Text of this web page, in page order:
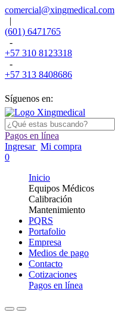
comercial@xingmedical.com
|
(601) 6471765
-
+57 310 8123318
-
+57 313 8408686
Síguenos en:
Pagos en línea
Ingresar Mi compra
0
Inicio
Equipos Médicos
Calibración
Mantenimiento
PQRS
Portafolio
Empresa
Medios de pago
Contacto
Cotizaciones
Pagos en línea